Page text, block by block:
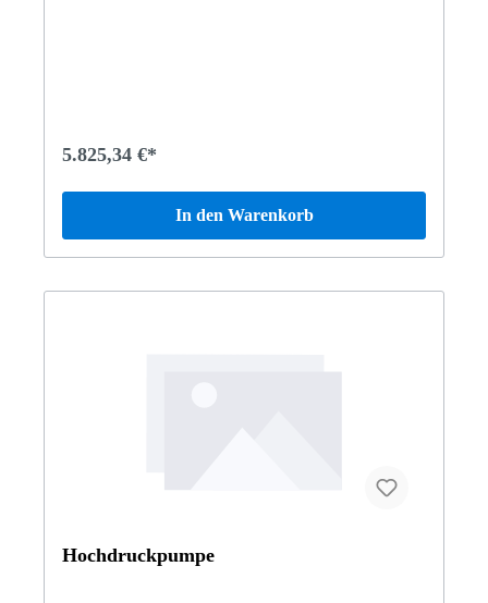
5.825,34 €*
In den Warenkorb
Hochdruckpumpe